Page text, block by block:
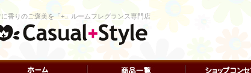
に香りのご褒美を「+」ルームフレグランス専門店